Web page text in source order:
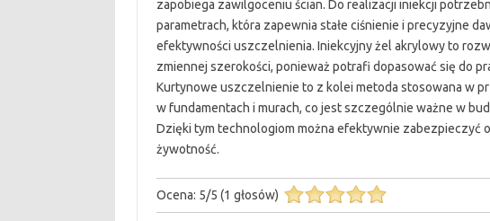
zapobiega zawilgoceniu ścian. Do realizacji iniekcji
parametrach, która zapewnia stałe ciśnienie i precyzyjne
efektywności uszczelnienia. Iniekcyjny żel akrylowy to
zmiennej szerokości, ponieważ potrafi dopasować się do
Kurtynowe uszczelnienie to z kolei metoda stosowana w
w fundamentach i murach, co jest szczególnie ważne w
Dzięki tym technologiom można efektywnie zabezpieczyć
żywotność.
Ocena: 5/5 (1 głosów)